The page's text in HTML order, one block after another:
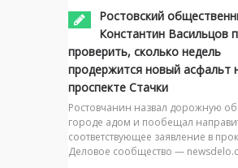
Ростовский
Константин Васильцов
проверить, сколько недель
продержится новый асфальт
проспекте Стачки
Ростовчанин назвал дорожную
городе адом и пообещал
соответствующее заявление в
Деловое сообщество —